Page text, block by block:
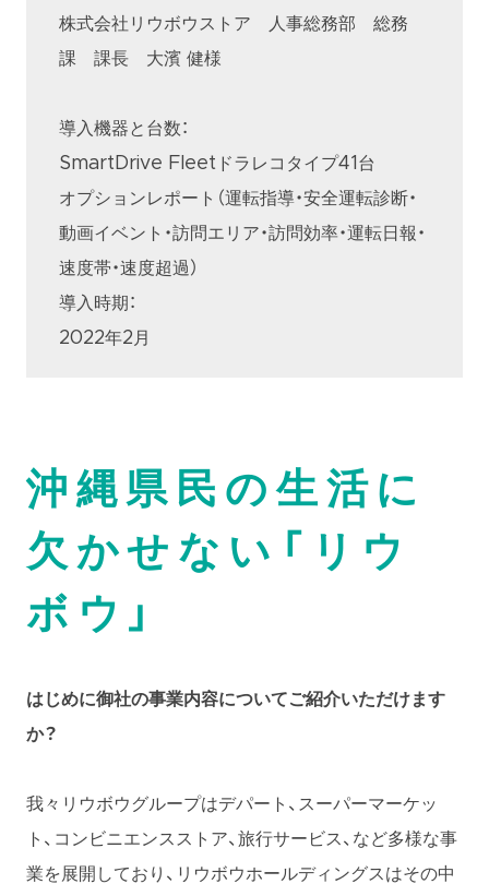
株式会社リウボウストア 人事総務部 総務
課 課長 大濱 健様
導入機器と台数：
SmartDrive Fleetドラレコタイプ41台
オプションレポート（運転指導・安全運転診断・
動画イベント・訪問エリア・訪問効率・運転日報・
速度帯・速度超過）
導入時期：
2022年2月
沖縄県民の生活に
欠かせない「リウ
ボウ」
はじめに御社の事業内容についてご紹介いただけます
か？
我々リウボウグループはデパート、スーパーマーケッ
ト、コンビニエンスストア、旅行サービス、など多様な事
業を展開しており、リウボウホールディングスはその中